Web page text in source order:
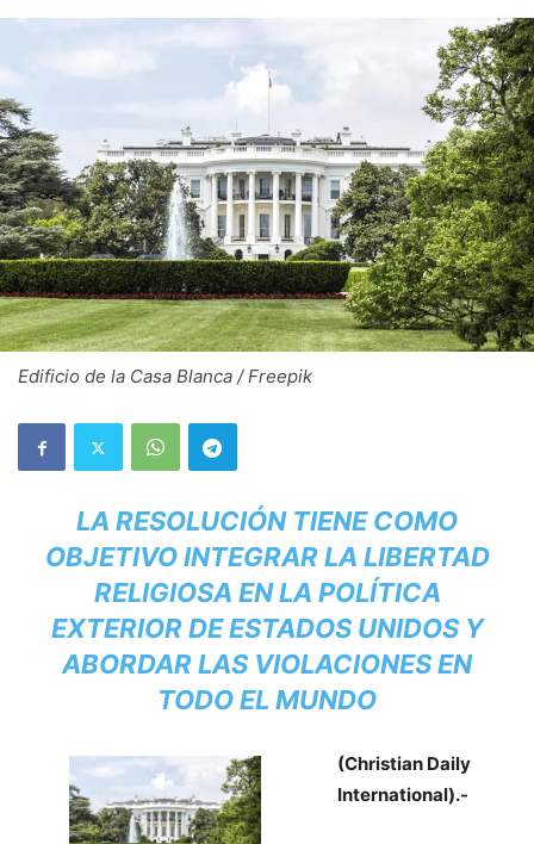
Edificio de la Casa Blanca / Freepik
LA RESOLUCIÓN TIENE COMO
OBJETIVO INTEGRAR LA LIBERTAD
RELIGIOSA EN LA POLÍTICA
EXTERIOR DE ESTADOS UNIDOS Y
ABORDAR LAS VIOLACIONES EN
TODO EL MUNDO
(Christian Daily
International).-